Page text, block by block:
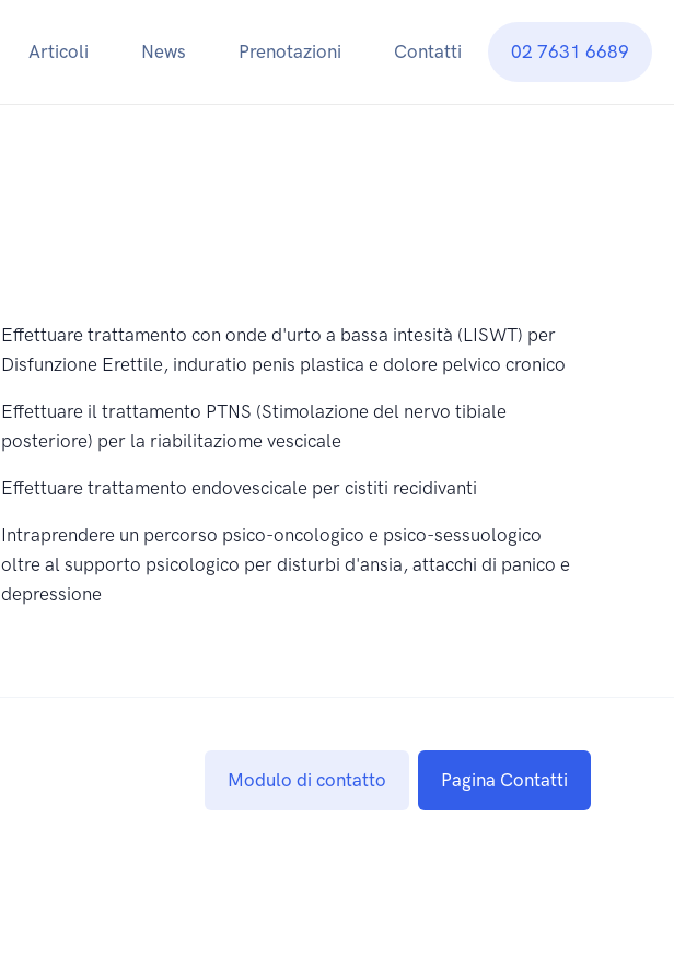
Articoli News Prenotazioni Contatti 02 7631 6689
Effettuare trattamento con onde d'urto a bassa intesità (LISWT) per
Disfunzione Erettile, induratio penis plastica e dolore pelvico cronico
Effettuare il trattamento PTNS (Stimolazione del nervo tibiale
posteriore) per la riabilitaziome vescicale
Effettuare trattamento endovescicale per cistiti recidivanti
Intraprendere un percorso psico-oncologico e psico-sessuologico
oltre al supporto psicologico per disturbi d'ansia, attacchi di panico e
depressione
Modulo di contatto Pagina Contatti